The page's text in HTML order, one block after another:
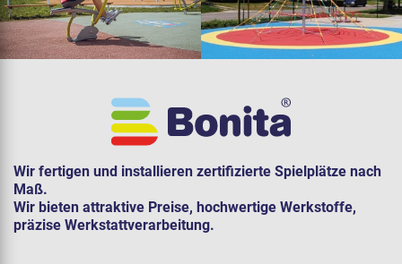
Wir fertigen und installieren zertifizierte Spielplätze nach
Maß.
Wir bieten attraktive Preise, hochwertige Werkstoffe,
präzise Werkstattverarbeitung.